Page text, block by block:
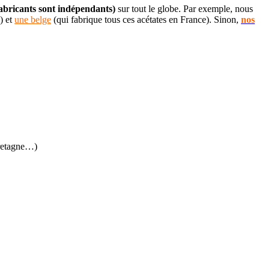
sont indépendants) sur tout le globe. Par exemple, nous
etune belge (qui fabrique tous ces acétates en France). Sinon, nos